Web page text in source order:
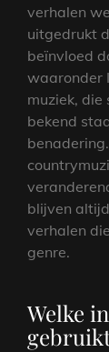
verhalen
uitgedrukt
beïnvloed
waaronder
muziek, die
bekend
blijven
verhalen
genre.
Welke